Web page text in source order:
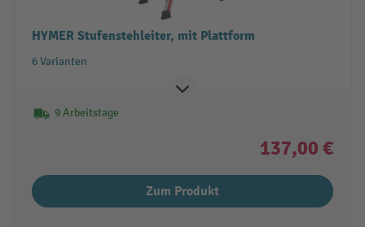
HYMER Stufenstehleiter, mit Plattform
6 Varianten
9 Arbeitstage
137,00 €
Zum Produkt